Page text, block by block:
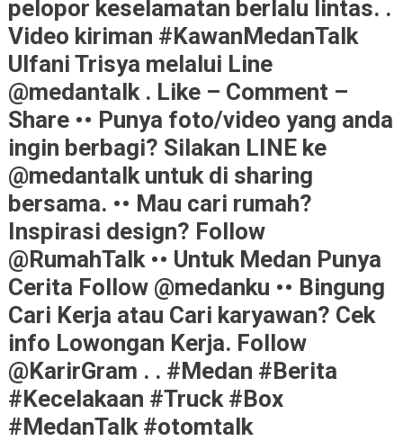
pelopor keselamatan berlalu lintas. .
Video kiriman #KawanMedanTalk
Ulfani Trisya melalui Line
@medantalk . Like – Comment –
Share •• Punya foto/video yang anda
ingin berbagi? Silakan LINE ke
@medantalk untuk di sharing
bersama. •• Mau cari rumah?
Inspirasi design? Follow
@RumahTalk •• Untuk Medan Punya
Cerita Follow @medanku •• Bingung
Cari Kerja atau Cari karyawan? Cek
info Lowongan Kerja. Follow
@KarirGram . . #Medan #Berita
#Kecelakaan #Truck #Box
#MedanTalk #otomtalk